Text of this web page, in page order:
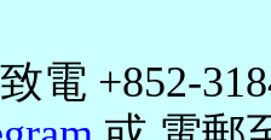
電 +852-